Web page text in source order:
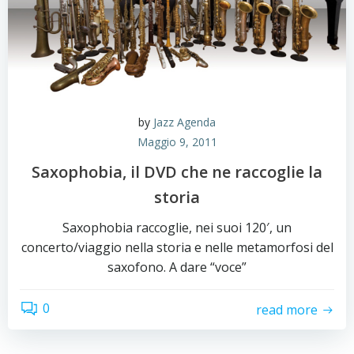
by Jazz Agenda
Maggio 9, 2011
Saxophobia, il DVD che ne raccoglie la
storia
Saxophobia raccoglie, nei suoi 120′, un
concerto/viaggio nella storia e nelle metamorfosi del
saxofono. A dare “voce”
0 read more